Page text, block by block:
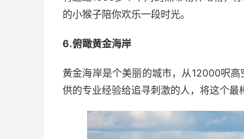
的小猴子陪你欢乐一段时光。
6.俯瞰黄金海岸
黄金海岸是个美丽的城市，从12000呎
供的专业经验给追寻刺激的人，将这个